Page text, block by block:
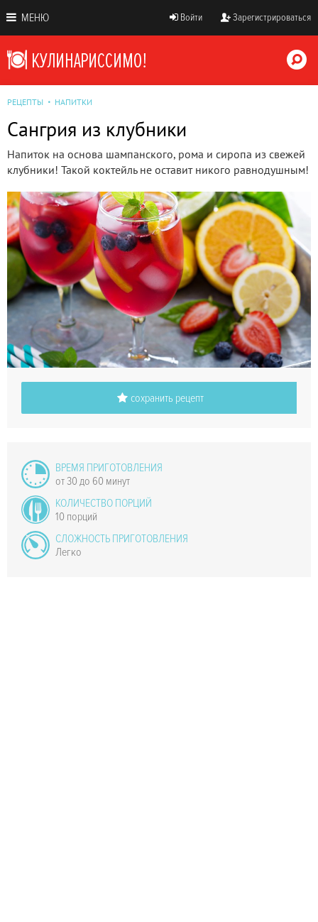
МЕНЮ Войти Зарегистрироваться
РЕЦЕПТЫ НАПИТКИ
Сангрия из клубники
Напиток на основа шампанского, рома и сиропа из свежей
клубники! Такой коктейль не оставит никого равнодушным!
сохранить рецепт
ВРЕМЯ ПРИГОТОВЛЕНИЯ
от 30 до 60 минут
КОЛИЧЕСТВО ПОРЦИЙ
10 порций
СЛОЖНОСТЬ ПРИГОТОВЛЕНИЯ
Легко